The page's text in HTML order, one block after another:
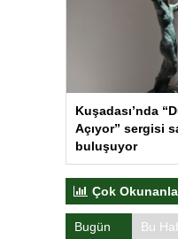
Kuşadası’nda
Açıyor” sergisi
buluşuyor
Çok
Bugün Bu